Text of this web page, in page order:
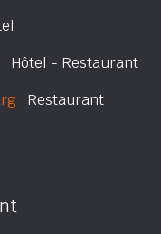
Hôtel - Restaurant
Restaurant